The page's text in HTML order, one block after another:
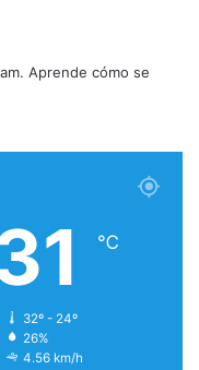
Aprende cómo se
℃
32º - 24º
26%
4.56 km/h